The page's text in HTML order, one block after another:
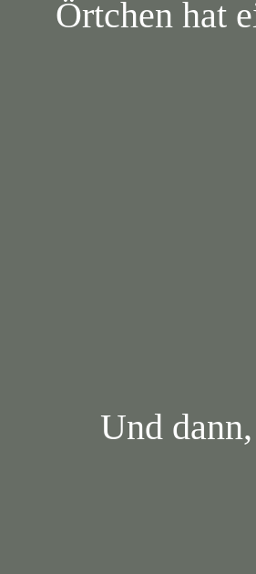
Örtchen hat
Und